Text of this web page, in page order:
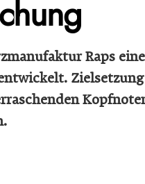
Raps eine
Zielsetzung